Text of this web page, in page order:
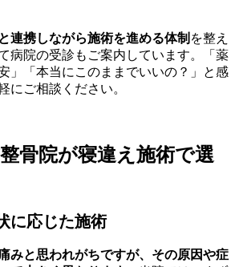
連携しながら施術を進める体制 を整え
病院の受診もご案内しています。「薬
」「本当にこのままでいいの？」と感
にご相談ください。
骨院が寝違え施術で選
に応じた施術
みと思われがちですが、その原因や症